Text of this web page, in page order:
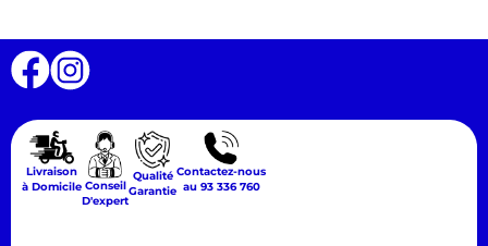
Livraison
à Domicile Conseil
D'expert
Qualité
Garantie
Contactez-nous
au 93 336 760